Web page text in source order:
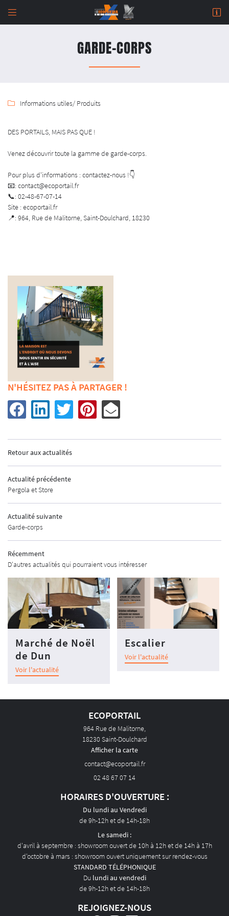

ACCUEIL
MENUISERIE
INDUSTRIELLES
SHOWROOM
PRODUITS
D'ENTRÉE
& VOLETS
DE GARAGE
& STORES
SÉCURITÉ
POUR PROFESSIONNELS
ART D'ECO

INSCRIPTION
 Adresse email de réception
Newsletter à recevoir
email indiqué ci-dessus. Vous pouvez vous désinscrire à tout moment en utilisant
formulaire de désinscription
GARDE-CORPS
 Informations utiles/ Produits
DES PORTAILS, MAIS PAS QUE !
Venez découvrir toute la gamme de garde-corps.
Pour plus d'informations : contactez-nous !👇
📧: contact@ecoportail.fr
📞: 02-48-67-07-14
Site : ecoportail.fr
📍: 964, Rue de Malitorne, Saint-Doulchard, 18230
N'HÉSITEZ PAS À PARTAGER !
Retour aux actualités
Actualité précédente
Pergola et Store
Actualité suivante
Garde-corps
Récemment
D'autres actualités qui pourraient vous intéresser
Marché de Noël
de Dun
Voir l'actualité
Escalier
Voir l'actualité
ECOPORTAIL
964 Rue de Malitorne,
18230 Saint-Doulchard
Afficher la carte
02 48 67 07 14
HORAIRES D'OUVERTURE :
Du lundi au Vendredi
de 9h-12h et de 14h-18h
Le samedi :
d'avril à septembre : showroom ouvert de 10h à 12h et de 14h à 17h
d'octobre à mars : showroom ouvert uniquement sur rendez-vous
STANDARD TÉLÉPHONIQUE
Du lundi au vendredi
de 9h-12h et de 14h-18h
REJOIGNEZ-NOUS